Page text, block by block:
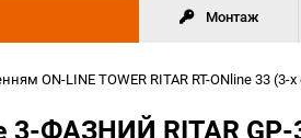
Монтаж
ON-LINE TOWER RITAR RT-ONline 33 (3-х
ФАЗНИЙ RITAR GP-